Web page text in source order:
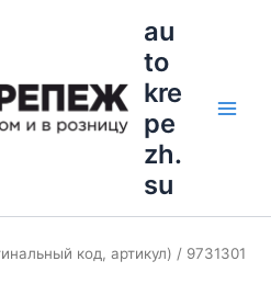
au
to
kre
pe
zh.
su
код, артикул) / 9731301